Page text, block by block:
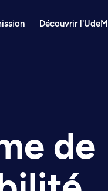
Découvrir l'UdeM
de